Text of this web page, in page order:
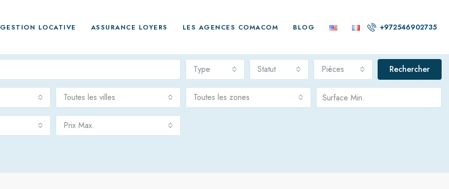
GESTION LOCATIVE ASSURANCE LOYERS LES AGENCES COMACOM BLOG +972546902735
Type Statut Pièces Rechercher
Toutes les villes Toutes les zones
Prix Max.